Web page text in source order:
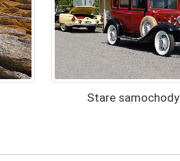
Stare samochody